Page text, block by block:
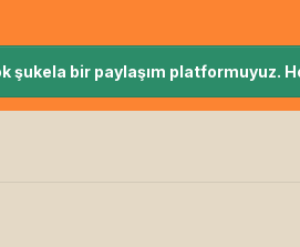
şukela bir paylaşım platformuyuz.